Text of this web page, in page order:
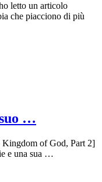
letto un articolo
che piacciono di più
…
of God, Part 2]
e una sua …